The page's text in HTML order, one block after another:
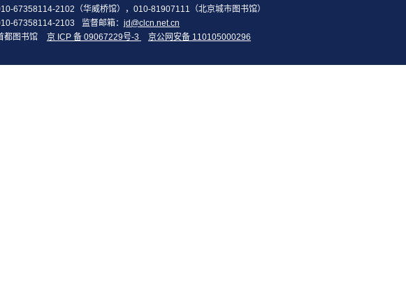
67358114-2102（华威桥馆），010-81907111（北京城市图书馆）
67358114-2103
监督邮箱： jd@clcn.net.cn
都图书馆
京 ICP 备 09067229号-3 京公网安备 110105000296